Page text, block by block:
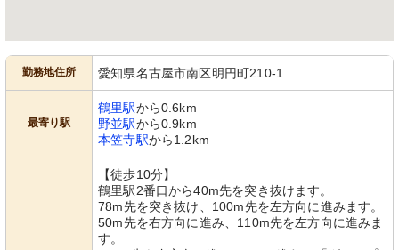
勤務地住所 愛知県名古屋市南区明円町210-1
最寄り駅
鶴里駅から0.6km
野並駅から0.9km
本笠寺駅から1.2km
【徒歩10分】
鶴里駅2番口から40m先を突き抜けます。
78m先を突き抜け、100m先を左方向に進みます。
50m先を右方向に進み、110m先を左方向に進みま
す。